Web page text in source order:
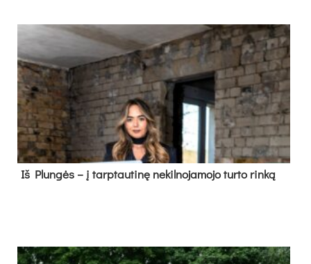
Iš Plungės – į tarptautinę nekilnojamojo turto rinką